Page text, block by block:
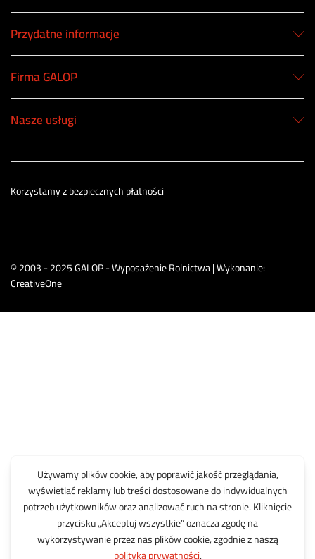
Przydatne informacje
Firma GALOP
Nasze usługi
© 2003 - 2025 GALOP - Wyposażenie Rolnictwa | Wykonanie:
CreativeOne
Korzystamy z bezpiecznych płatności